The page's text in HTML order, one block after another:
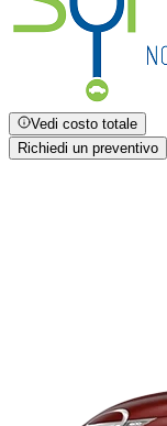
Vedi costo totale
Richiedi un preventivo